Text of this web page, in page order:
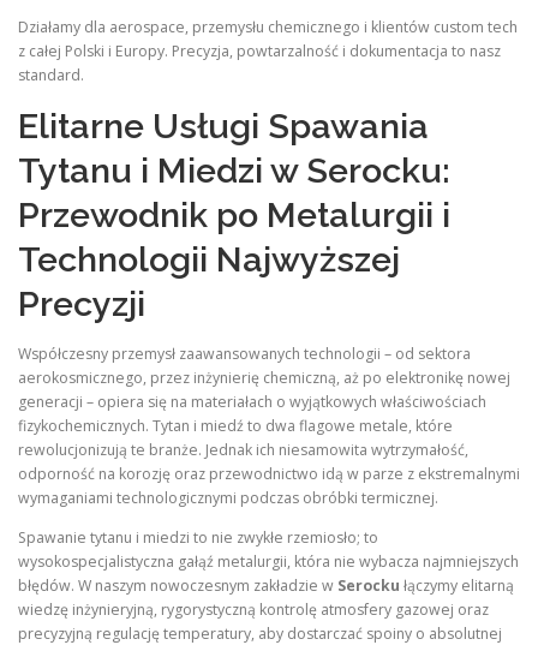
Działamy dla aerospace, przemysłu chemicznego i klientów custom tech
z całej Polski i Europy. Precyzja, powtarzalność i dokumentacja to nasz
standard.
Elitarne Usługi Spawania
Tytanu i Miedzi w Serocku:
Przewodnik po Metalurgii i
Technologii Najwyższej
Precyzji
Współczesny przemysł zaawansowanych technologii – od sektora
aerokosmicznego, przez inżynierię chemiczną, aż po elektronikę nowej
generacji – opiera się na materiałach o wyjątkowych właściwościach
fizykochemicznych. Tytan i miedź to dwa flagowe metale, które
rewolucjonizują te branże. Jednak ich niesamowita wytrzymałość,
odporność na korozję oraz przewodnictwo idą w parze z ekstremalnymi
wymaganiami technologicznymi podczas obróbki termicznej.
Spawanie tytanu i miedzi to nie zwykłe rzemiosło; to
wysokospecjalistyczna gałąź metalurgii, która nie wybacza najmniejszych
błędów. W naszym nowoczesnym zakładzie w Serocku łączymy elitarną
wiedzę inżynieryjną, rygorystyczną kontrolę atmosfery gazowej oraz
precyzyjną regulację temperatury, aby dostarczać spoiny o absolutnej